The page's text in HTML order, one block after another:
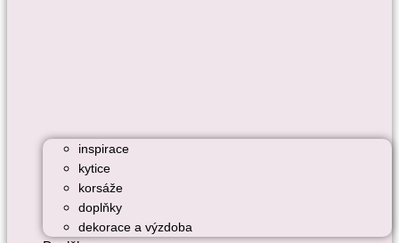
inspirace
kytice
korsáže
doplňky
dekorace a výzdoba